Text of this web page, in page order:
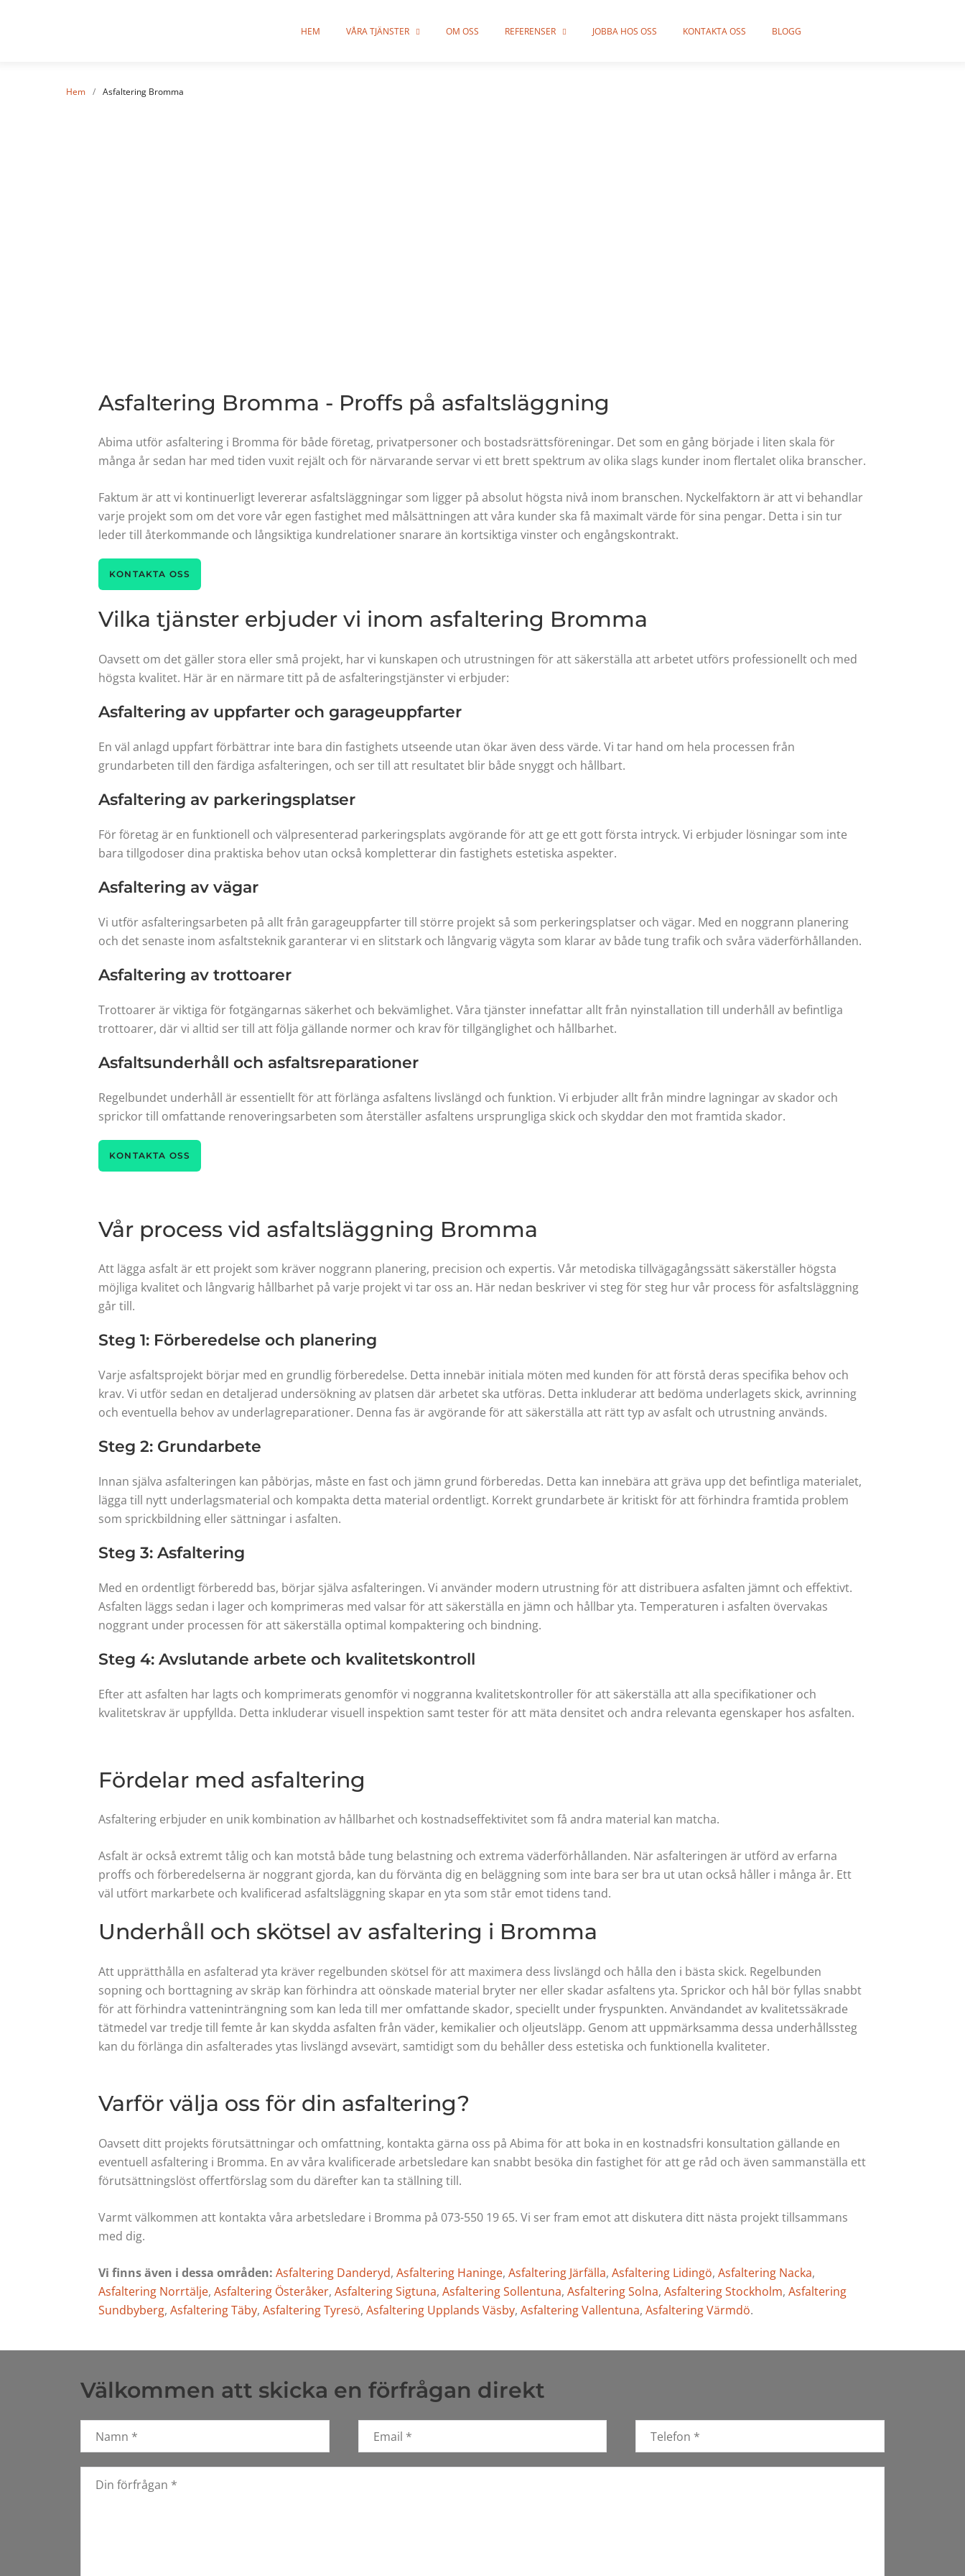
HEM VÅRA TJÄNSTER OM OSS REFERENSER JOBBA HOS OSS KONTAKTA OSS BLOGG
Hem / Asfaltering Bromma
Asfaltering Bromma - Proffs på asfaltsläggning
Abima utför asfaltering i Bromma för både företag, privatpersoner och bostadsrättsföreningar. Det som en gång började i liten skala för
många år sedan har med tiden vuxit rejält och för närvarande servar vi ett brett spektrum av olika slags kunder inom flertalet olika branscher.
Faktum är att vi kontinuerligt levererar asfaltsläggningar som ligger på absolut högsta nivå inom branschen. Nyckelfaktorn är att vi behandlar
varje projekt som om det vore vår egen fastighet med målsättningen att våra kunder ska få maximalt värde för sina pengar. Detta i sin tur
leder till återkommande och långsiktiga kundrelationer snarare än kortsiktiga vinster och engångskontrakt.
KONTAKTA OSS
Vilka tjänster erbjuder vi inom asfaltering Bromma
Oavsett om det gäller stora eller små projekt, har vi kunskapen och utrustningen för att säkerställa att arbetet utförs professionellt och med
högsta kvalitet. Här är en närmare titt på de asfalteringstjänster vi erbjuder:
Asfaltering av uppfarter och garageuppfarter
En väl anlagd uppfart förbättrar inte bara din fastighets utseende utan ökar även dess värde. Vi tar hand om hela processen från
grundarbeten till den färdiga asfalteringen, och ser till att resultatet blir både snyggt och hållbart.
Asfaltering av parkeringsplatser
För företag är en funktionell och välpresenterad parkeringsplats avgörande för att ge ett gott första intryck. Vi erbjuder lösningar som inte
bara tillgodoser dina praktiska behov utan också kompletterar din fastighets estetiska aspekter.
Asfaltering av vägar
Vi utför asfalteringsarbeten på allt från garageuppfarter till större projekt så som perkeringsplatser och vägar. Med en noggrann planering
och det senaste inom asfaltsteknik garanterar vi en slitstark och långvarig vägyta som klarar av både tung trafik och svåra väderförhållanden.
Asfaltering av trottoarer
Trottoarer är viktiga för fotgängarnas säkerhet och bekvämlighet. Våra tjänster innefattar allt från nyinstallation till underhåll av befintliga
trottoarer, där vi alltid ser till att följa gällande normer och krav för tillgänglighet och hållbarhet.
Asfaltsunderhåll och asfaltsreparationer
Regelbundet underhåll är essentiellt för att förlänga asfaltens livslängd och funktion. Vi erbjuder allt från mindre lagningar av skador och
sprickor till omfattande renoveringsarbeten som återställer asfaltens ursprungliga skick och skyddar den mot framtida skador.
KONTAKTA OSS
Vår process vid asfaltsläggning Bromma
Att lägga asfalt är ett projekt som kräver noggrann planering, precision och expertis. Vår metodiska tillvägagångssätt säkerställer högsta
möjliga kvalitet och långvarig hållbarhet på varje projekt vi tar oss an. Här nedan beskriver vi steg för steg hur vår process för asfaltsläggning
går till.
Steg 1: Förberedelse och planering
Varje asfaltsprojekt börjar med en grundlig förberedelse. Detta innebär initiala möten med kunden för att förstå deras specifika behov och
krav. Vi utför sedan en detaljerad undersökning av platsen där arbetet ska utföras. Detta inkluderar att bedöma underlagets skick, avrinning
och eventuella behov av underlagreparationer. Denna fas är avgörande för att säkerställa att rätt typ av asfalt och utrustning används.
Steg 2: Grundarbete
Innan själva asfalteringen kan påbörjas, måste en fast och jämn grund förberedas. Detta kan innebära att gräva upp det befintliga materialet,
lägga till nytt underlagsmaterial och kompakta detta material ordentligt. Korrekt grundarbete är kritiskt för att förhindra framtida problem
som sprickbildning eller sättningar i asfalten.
Steg 3: Asfaltering
Med en ordentligt förberedd bas, börjar själva asfalteringen. Vi använder modern utrustning för att distribuera asfalten jämnt och effektivt.
Asfalten läggs sedan i lager och komprimeras med valsar för att säkerställa en jämn och hållbar yta. Temperaturen i asfalten övervakas
noggrant under processen för att säkerställa optimal kompaktering och bindning.
Steg 4: Avslutande arbete och kvalitetskontroll
Efter att asfalten har lagts och komprimerats genomför vi noggranna kvalitetskontroller för att säkerställa att alla specifikationer och
kvalitetskrav är uppfyllda. Detta inkluderar visuell inspektion samt tester för att mäta densitet och andra relevanta egenskaper hos asfalten.
Fördelar med asfaltering
Asfaltering erbjuder en unik kombination av hållbarhet och kostnadseffektivitet som få andra material kan matcha.
Asfalt är också extremt tålig och kan motstå både tung belastning och extrema väderförhållanden. När asfalteringen är utförd av erfarna
proffs och förberedelserna är noggrant gjorda, kan du förvänta dig en beläggning som inte bara ser bra ut utan också håller i många år. Ett
väl utfört markarbete och kvalificerad asfaltsläggning skapar en yta som står emot tidens tand.
Underhåll och skötsel av asfaltering i Bromma
Att upprätthålla en asfalterad yta kräver regelbunden skötsel för att maximera dess livslängd och hålla den i bästa skick. Regelbunden
sopning och borttagning av skräp kan förhindra att oönskade material bryter ner eller skadar asfaltens yta. Sprickor och hål bör fyllas snabbt
för att förhindra vatteninträngning som kan leda till mer omfattande skador, speciellt under fryspunkten. Användandet av kvalitetssäkrade
tätmedel var tredje till femte år kan skydda asfalten från väder, kemikalier och oljeutsläpp. Genom att uppmärksamma dessa underhållssteg
kan du förlänga din asfalterades ytas livslängd avsevärt, samtidigt som du behåller dess estetiska och funktionella kvaliteter.
Varför välja oss för din asfaltering?
Oavsett ditt projekts förutsättningar och omfattning, kontakta gärna oss på Abima för att boka in en kostnadsfri konsultation gällande en
eventuell asfaltering i Bromma. En av våra kvalificerade arbetsledare kan snabbt besöka din fastighet för att ge råd och även sammanställa ett
förutsättningslöst offertförslag som du därefter kan ta ställning till.
Varmt välkommen att kontakta våra arbetsledare i Bromma på 073-550 19 65. Vi ser fram emot att diskutera ditt nästa projekt tillsammans
med dig.
Vi finns även i dessa områden: Asfaltering Danderyd, Asfaltering Haninge, Asfaltering Järfälla, Asfaltering Lidingö, Asfaltering Nacka,
Asfaltering Norrtälje, Asfaltering Österåker, Asfaltering Sigtuna, Asfaltering Sollentuna, Asfaltering Solna, Asfaltering Stockholm, Asfaltering
Sundbyberg, Asfaltering Täby, Asfaltering Tyresö, Asfaltering Upplands Väsby, Asfaltering Vallentuna, Asfaltering Värmdö.
Välkommen att skicka en förfrågan direkt